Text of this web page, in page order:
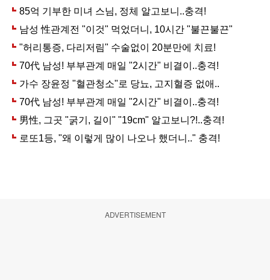
ADVERTISEMENT